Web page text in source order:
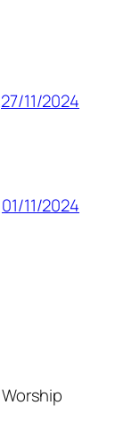
27/11/2024
01/11/2024